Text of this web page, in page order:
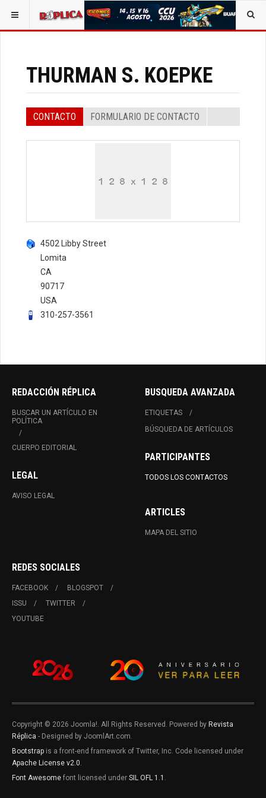
ESTÁ AQUÍ: TODOS LOS CONTACTOS EVENT SPEAKERS
THURMAN S. KOEPKE
CONTACTO FORMULARIO DE CONTACTO
4502 Libby Street
Lomita
CA
90717
USA
310-257-3561
REDACCIÓN RÉPLICA
BUSCAR UN ARTÍCULO EN
POLÍTICA
CUERPO EDITORIAL
LEGAL
AVISO LEGAL
BUSQUEDA AVANZADA
ETIQUETAS
BÚSQUEDA DE ARTÍCULOS
PARTICIPANTES
TODOS LOS CONTACTOS
ARTICLES
MAPA DEL SITIO
REDES SOCIALES
FACEBOOK
BLOGSPOT
ISSU
TWITTER
YOUTUBE
Copyright © 2026 Joomla!. All Rights Reserved. Powered by Revista
Réplica - Designed by JoomlArt.com.
Bootstrap is a front-end framework of Twitter, Inc. Code licensed under
Apache License v2.0.
Font Awesome font licensed under SIL OFL 1.1 .